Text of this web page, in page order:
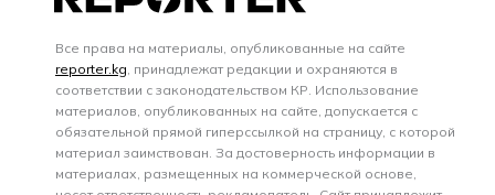
Все права на материалы, опубликованные на сайте
reporter.kg, принадлежат редакции и охраняются в
соответствии с законодательством КР. Использование
материалов, опубликованных на сайте, допускается с
обязательной прямой гиперссылкой на страницу, с которой
материал заимствован. За достоверность информации в
материалах, размещенных на коммерческой основе,